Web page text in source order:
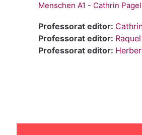
Menschen A1 - Cathrin Pagel
Professorat editor:
Professorat editor:
Professorat editor: